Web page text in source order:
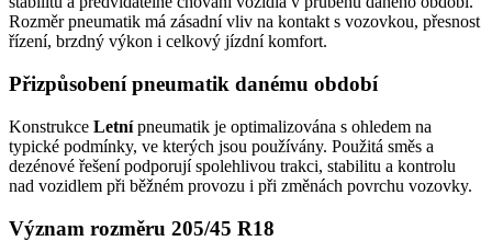
Rozměr pneumatik má zásadní vliv na kontakt s vozovkou, přesnost
řízení, brzdný výkon i celkový jízdní komfort.
Přizpůsobení pneumatik danému období
Konstrukce Letnípneumatik je optimalizována s ohledem na
typické podmínky, ve kterých jsou používány. Použitá směs a
dezénové řešení podporují spolehlivou trakci, stabilitu a kontrolu
nad vozidlem při běžném provozu i při změnách povrchu vozovky.
Význam rozměru 205/45 R18